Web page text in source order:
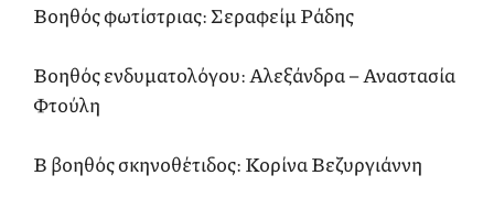
Βοηθός φωτίστριας: Σεραφείμ Ράδης
Βοηθός ενδυματολόγου: Αλεξάνδρα – Αναστασία
Φτούλη
Β βοηθός σκηνοθέτιδος: Κορίνα Βεζυργιάννη